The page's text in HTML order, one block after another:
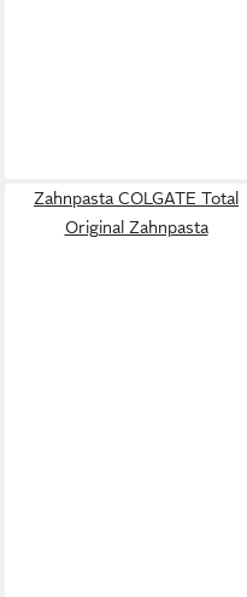
Zahnpasta COLGATE Total
Original Zahnpasta